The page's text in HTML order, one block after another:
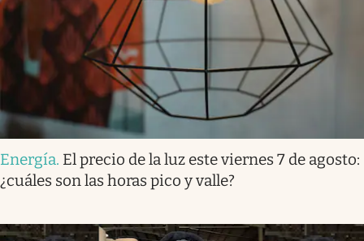
Energía. El precio de la luz este viernes 7 de agosto:
¿cuáles son las horas pico y valle?